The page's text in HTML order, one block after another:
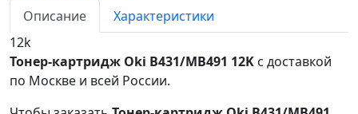
Описание
Характеристики
12k
Тонер-картридж Oki B431/MB491 12K с доставкой
по Москве и всей России.